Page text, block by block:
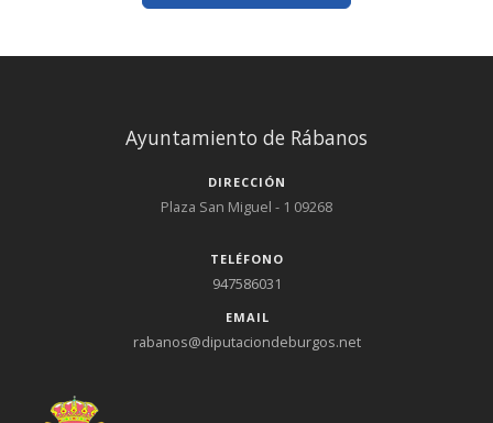
Ayuntamiento de Rábanos
DIRECCIÓN
Plaza San Miguel - 1 09268
TELÉFONO
947586031
EMAIL
rabanos@diputaciondeburgos.net